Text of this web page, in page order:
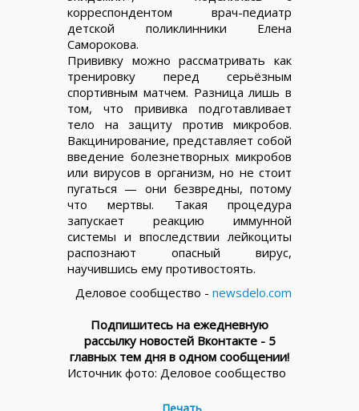
корреспондентом врач-педиатр
детской поликлинники Елена
Саморокова.
Прививку можно рассматривать как
тренировку перед серьёзным
спортивным матчем. Разница лишь в
том, что прививка подготавливает
тело на защиту против микробов.
Вакцинирование, представляет собой
введение болезнетворных микробов
или вирусов в организм, но не стоит
пугаться — они безвредны, потому
что мертвы. Такая процедура
запускает реакцию иммунной
системы и впоследствии лейкоциты
распознают опасный вирус,
научившись ему противостоять.
Деловое сообщество - newsdelo.com
Подпишитесь на ежедневную
рассылку новостей Вконтакте - 5
главных тем дня в одном сообщении!
Источник фото: Деловое сообщество